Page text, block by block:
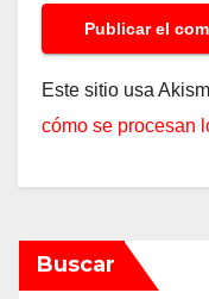
Este sitio usa
cómo se procesan
Buscar